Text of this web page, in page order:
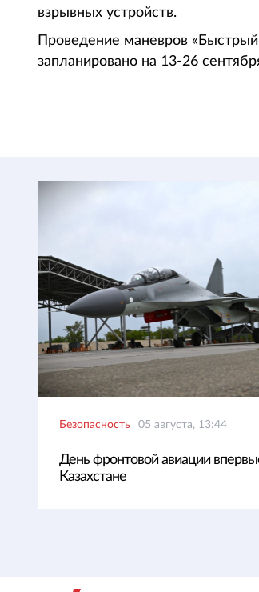
взрывных устройств.
Проведение маневров
запланировано на 13-26
Безопасность 05 августа, 13:44
День фронтовой авиации
Казахстане